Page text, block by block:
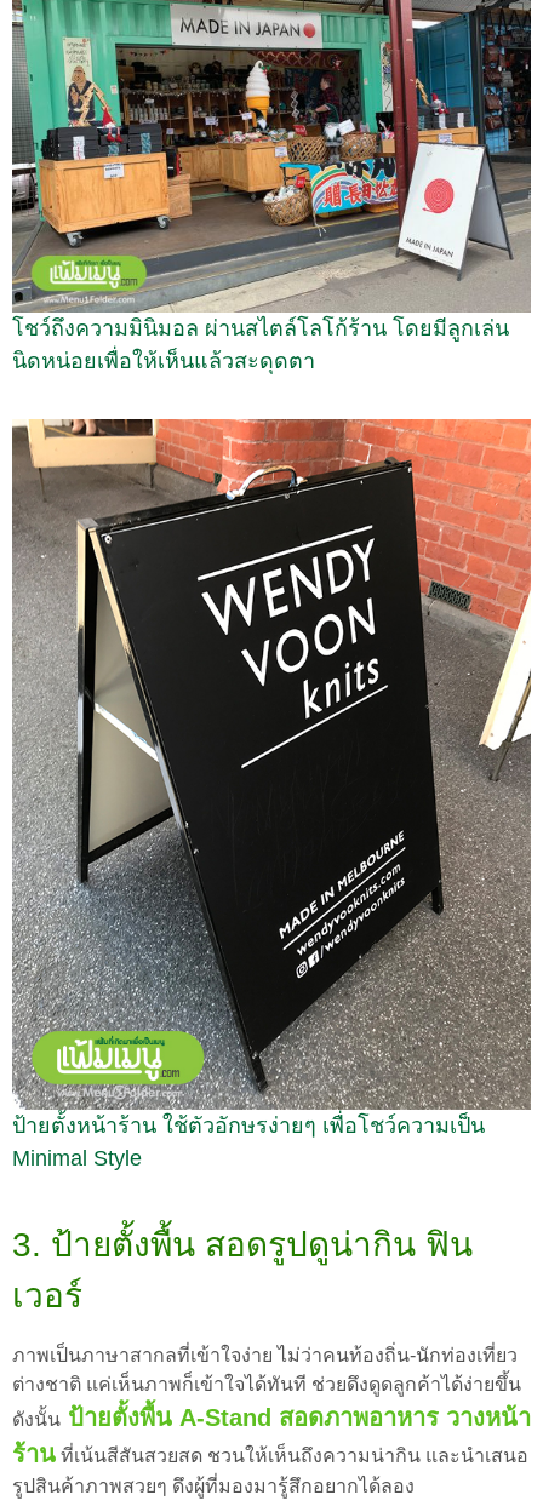
โชว์ถึงความมินิมอล ผ่านสไตล์โลโก้ร้าน โดยมีลูกเล่น
นิดหน่อยเพื่อให้เห็นแล้วสะดุดตา
ป้ายตั้งหน้าร้าน ใช้ตัวอักษรง่ายๆ เพื่อโชว์ความเป็น
Minimal Style
3. ป้ายตั้งพื้น สอดรูปดูน่ากิน ฟิน
เวอร์
ภาพเป็นภาษาสากลที่เข้าใจง่าย ไม่ว่าคนท้องถิ่น-นักท่องเที่ยว
ต่างชาติ แค่เห็นภาพก็เข้าใจได้ทันที ช่วยดึงดูดลูกค้าได้ง่ายขึ้น
ดังนั้น ป้ายตั้งพื้น A-Stand สอดภาพอาหาร วางหน้า
ร้าน ที่เน้นสีสันสวยสด ชวนให้เห็นถึงความน่ากิน และนำเสนอ
รูปสินค้าภาพสวยๆ ดึงผู้ที่มองมารู้สึกอยากได้ลอง